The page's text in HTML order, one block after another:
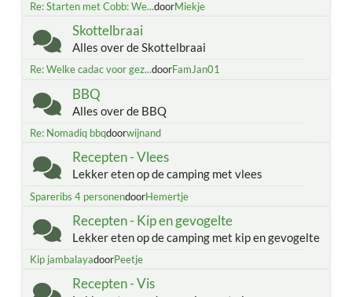
Re: Starten met Cobb: We...doorMiekje
Skottelbraai
Alles over de Skottelbraai
Re: Welke cadac voor gez...doorFamJan01
BBQ
Alles over de BBQ
Re: Nomadiq bbqdoorwijnand
Recepten - Vlees
Lekker eten op de camping met vlees
Spareribs 4 personendoorHemertje
Recepten - Kip en gevogelte
Lekker eten op de camping met kip en gevogelte
Kip jambalayadoorPeetje
Recepten - Vis